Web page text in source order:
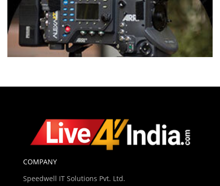
COMPANY
Speedwell IT Solutions Pvt. Ltd.